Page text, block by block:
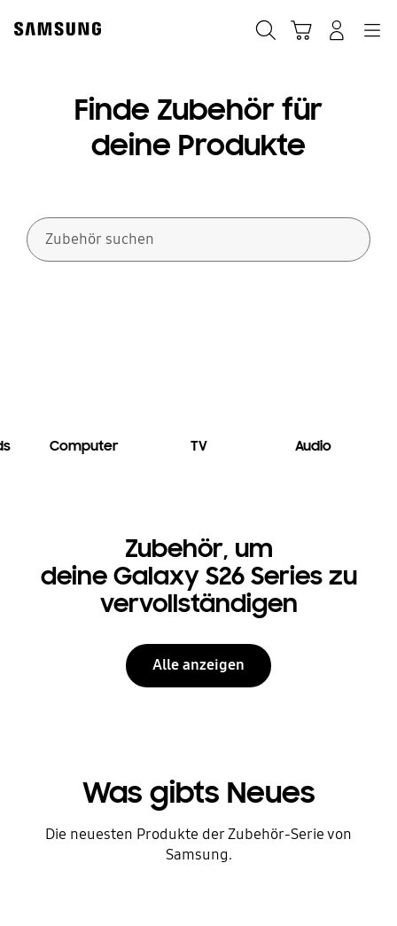
content
accessibility
Finde Zubehör für
deine Produkte
Zubehör suchen
Computer TV Audio
Zubehör, um
deine Galaxy S26 Series zu
vervollständigen
Alle anzeigen
Was gibts Neues
Die neuesten Produkte der Zubehör-Serie von
Samsung.